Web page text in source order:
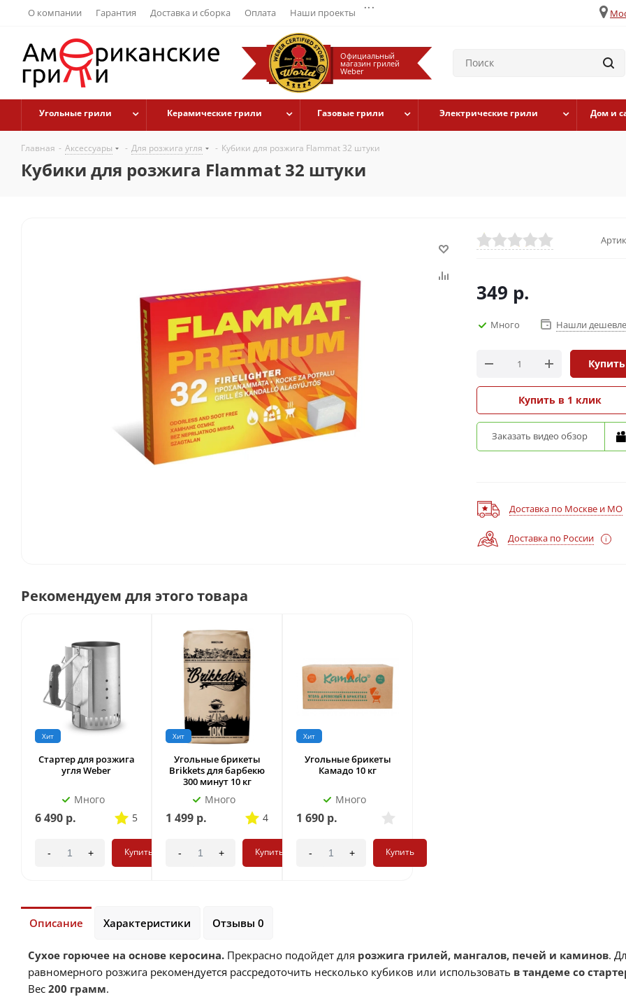
О компании Гарантия Доставка и сборка Оплата Наши проекты
...
Официальный
магазин грилей
Weber
Угольные грили Керамические грили Газовые грили Электрические грили Дом и
Главная - Аксессуары - Для розжига угля - Кубики для розжига Flammat 32 штуки
Кубики для розжига Flammat 32 штуки
349 р.
Много Нашли
Купить
Купить в 1 клик
Заказать видео обзор
Доставка по Москве и МО
Доставка по России
Рекомендуем для этого товара
Хит
Стартер для розжига
угля Weber
Много
6 490 р. 5
- + Купить
Хит
Угольные брикеты
Brikkets для барбекю
300 минут 10 кг
Много
1 499 р. 4
- + Купить
Хит
Угольные брикеты
Камадо 10 кг
Много
1 690 р.
- + Купить
Описание
Сухое горючее на основе керосина. Прекрасно подойдет для розжига грилей, мангалов, печей и каминов.
равномерного розжига рекомендуется рассредоточить несколько кубиков или использовать в тандеме со
Вес 200 грамм.
Характеристики Отзывы 0